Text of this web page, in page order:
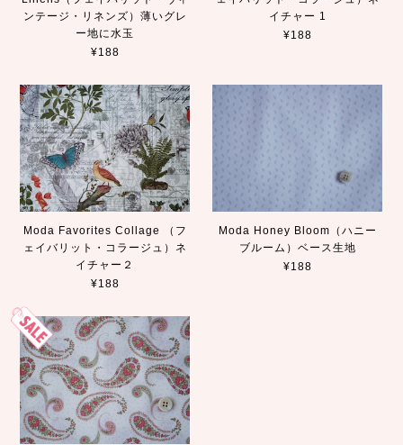
ンテージ・リネンズ）薄いグレ
ー地に水玉
¥188
イチャー 1
¥188
Moda Favorites Collage （フ
ェイバリット・コラージュ）ネ
イチャー２
¥188
Moda Honey Bloom（ハニー
ブルーム）ベース生地
¥188